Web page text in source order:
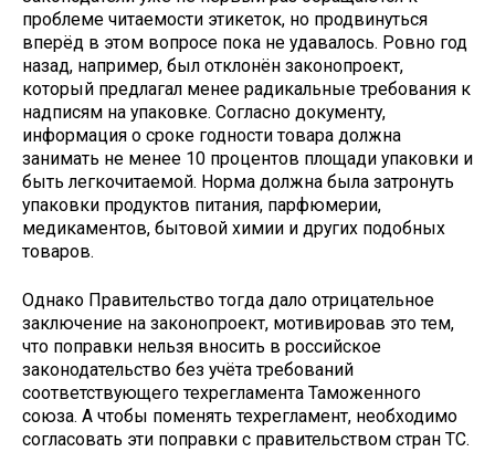
проблеме читаемости этикеток, но продвинуться
вперёд в этом вопросе пока не удавалось. Ровно год
назад, например, был отклонён законопроект,
который предлагал менее радикальные требования к
надписям на упаковке. Согласно документу,
информация о сроке годности товара должна
занимать не менее 10 процентов площади упаковки и
быть легкочитаемой. Норма должна была затронуть
упаковки продуктов питания, парфюмерии,
медикаментов, бытовой химии и других подобных
товаров.
Однако Правительство тогда дало отрицательное
заключение на законопроект, мотивировав это тем,
что поправки нельзя вносить в российское
законодательство без учёта требований
соответствующего техрегламента Таможенного
союза. А чтобы поменять техрегламент, необходимо
согласовать эти поправки с правительством стран ТС.